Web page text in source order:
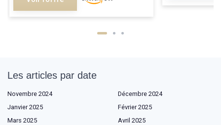
Les articles par date
Novembre 2024
Décembre 2024
Janvier 2025
Février 2025
Mars 2025
Avril 2025